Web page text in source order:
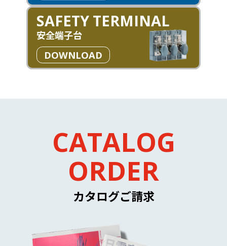
SAFETY TERMINAL
安全端子台
DOWNLOAD
CATALOG
ORDER
カタログご請求